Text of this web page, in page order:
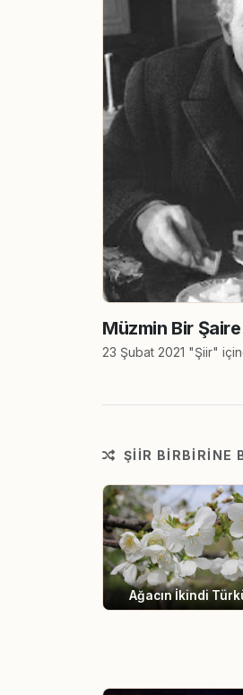
Müzmin Bir Şaire
23 Şubat 2021 "Şiir"
ŞIIR BIRBIRINE
Ağacın İkindi